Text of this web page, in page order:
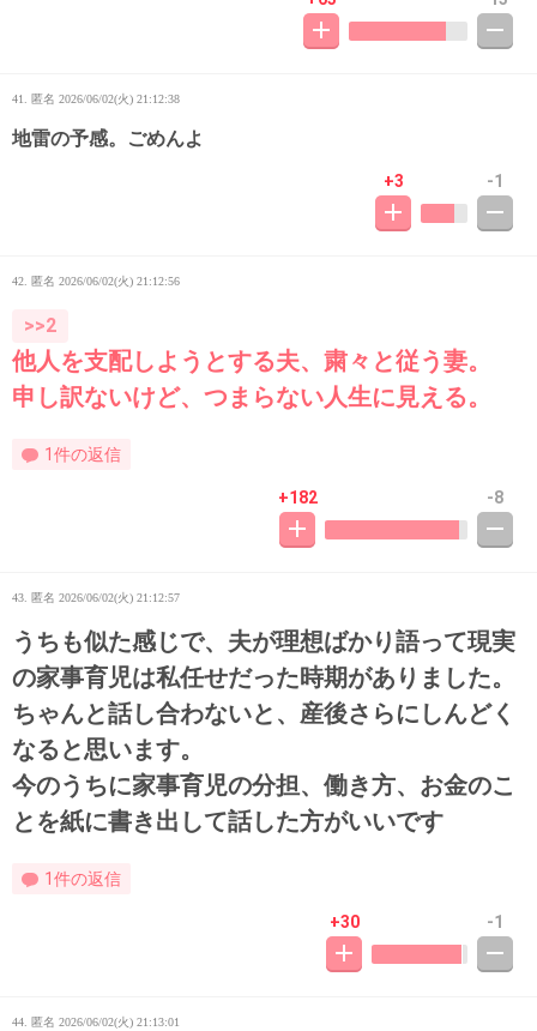
41. 匿名 2026/06/02(火) 21:12:38
地雷の予感。ごめんよ
+3 -1
42. 匿名 2026/06/02(火) 21:12:56
>>2
他人を支配しようとする夫、粛々と従う妻。
申し訳ないけど、つまらない人生に見える。
1件の返信
+182 -8
43. 匿名 2026/06/02(火) 21:12:57
うちも似た感じで、夫が理想ばかり語って現実
の家事育児は私任せだった時期がありました。
ちゃんと話し合わないと、産後さらにしんどく
なると思います。
今のうちに家事育児の分担、働き方、お金のこ
とを紙に書き出して話した方がいいです
1件の返信
+30 -1
44. 匿名 2026/06/02(火) 21:13:01